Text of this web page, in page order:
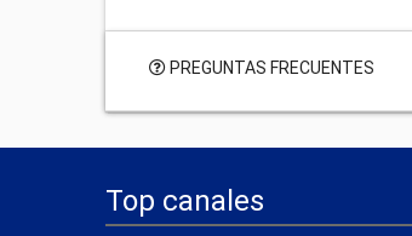
PREGUNTAS FRECUENTES
Top canales